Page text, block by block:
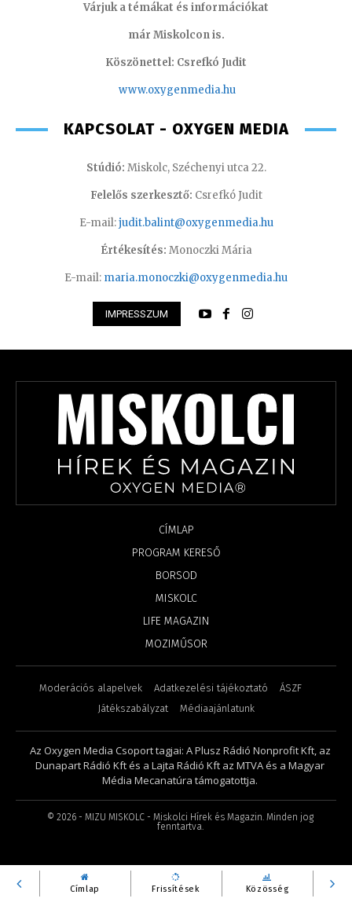
Címlap Frissítések Közösség
Várjuk a témákat és információkat
már Miskolcon is.
Köszönettel: Csrefkó Judit
www.oxygenmedia.hu
KAPCSOLAT - OXYGEN MEDIA
Stúdió: Miskolc, Széchenyi utca 22.
Felelős szerkesztő: Csrefkó Judit
E-mail:judit.balint@oxygenmedia.hu
Értékesítés: Monoczki Mária
E-mail: maria.monoczki@oxygenmedia.hu
IMPRESSZUM
CÍMLAP
PROGRAM KERESŐ
BORSOD
MISKOLC
LIFE MAGAZIN
MOZIMŰSOR
Moderációs alapelvek Adatkezelési tájékoztató
ÁSZF
Játékszabályzat
Médiaajánlatunk
Az Oxygen Media Csoport tagjai: A Plusz Rádió Nonprofit Kft, az
Dunapart Rádió Kft és a Lajta Rádió Kft az MTVA és a Magyar
Média Mecanatúra támogatottja.
© 2026- MIZU MISKOLC - Miskolci Hírek és Magazin. Minden jog
fenntartva.